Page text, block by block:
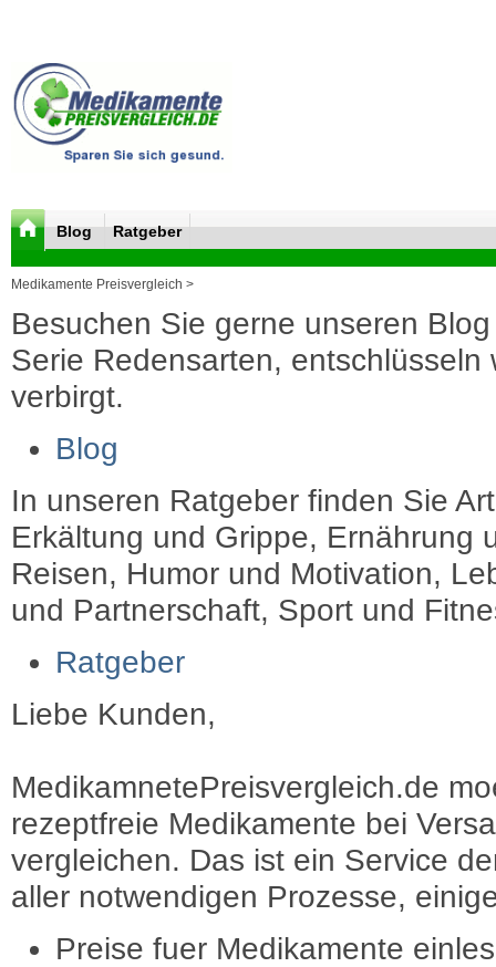
Blog Ratgeber
Medikamente Preisvergleich >
Besuchen Sie gerne unseren
Serie Redensarten, entschlüsseln
verbirgt.
Blog
In unseren Ratgeber finden Sie
Erkältung und Grippe, Ernährung
Reisen, Humor und Motivation,
und Partnerschaft, Sport und
Ratgeber
Liebe Kunden,
MedikamnetePreisvergleich.de
rezeptfreie Medikamente bei
vergleichen. Das ist ein Service
aller notwendigen Prozesse,
Preise fuer Medikamente